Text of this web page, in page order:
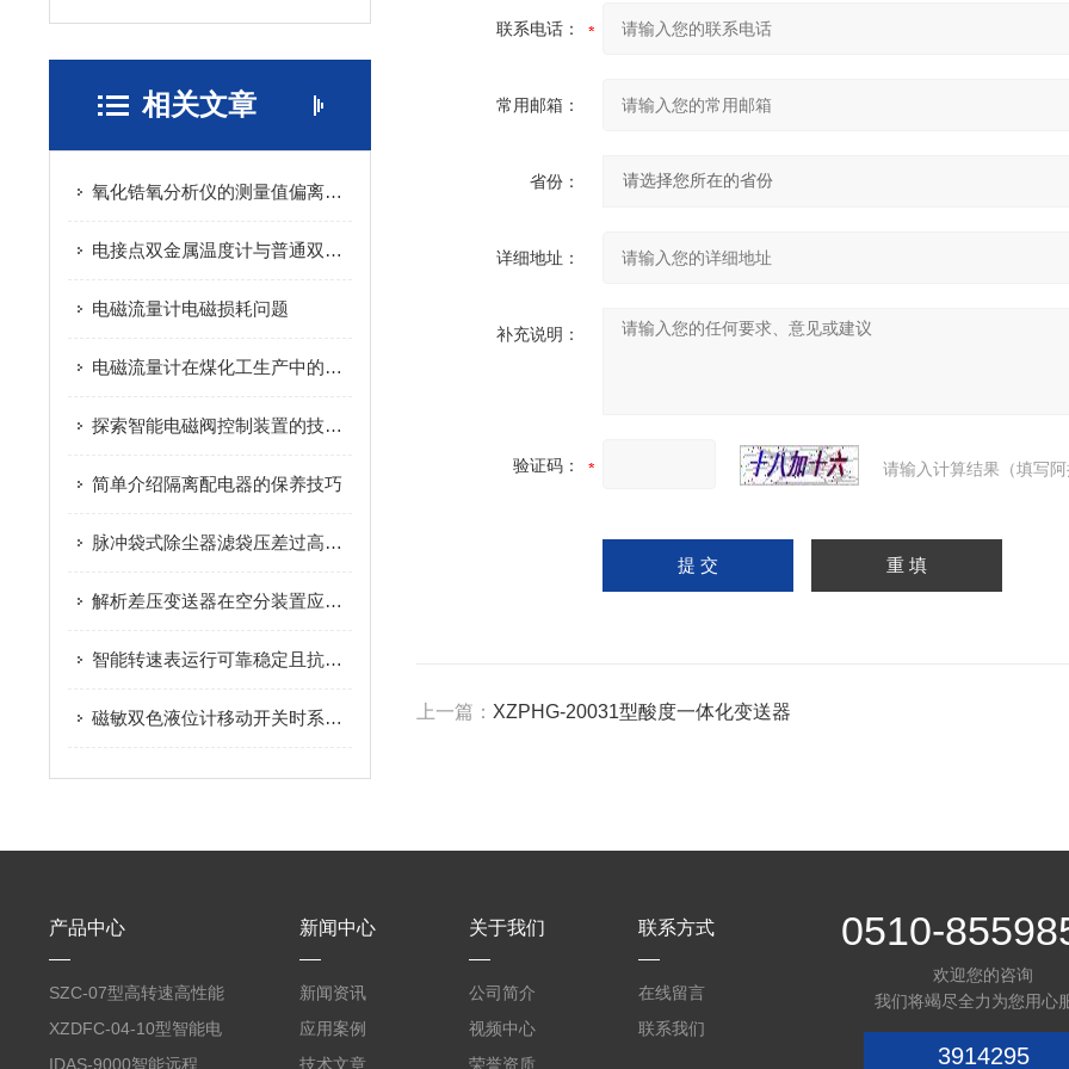
相关文章
氧化锆氧分析仪的测量值偏离的处理
电接点双金属温度计与普通双金属温度计有哪些相同与不同点
电磁流量计电磁损耗问题
电磁流量计在煤化工生产中的常见问题
探索智能电磁阀控制装置的技术优势与应用前景
简单介绍隔离配电器的保养技巧
脉冲袋式除尘器滤袋压差过高应该怎么解决
解析差压变送器在空分装置应用中的故障检查
智能转速表运行可靠稳定且抗干扰性能强
磁敏双色液位计移动开关时系统配置可完美配合
联系电话：
常用邮箱：
省份：
详细地址：
补充说明：
验证码： 请输入计算结果（填写
上一篇： XZPHG-20031型酸度一体化变送器
产品中心
SZC-07型高转速高性能
智能转速表
XZDFC-04-10型智能电
磁阀控制装置
IDAS-9000智能远程、
新闻中心
新闻资讯
应用案例
技术文章
关于我们
公司简介
视频中心
荣誉资质
联系方式
在线留言
联系我们
0510-
欢迎您的咨询
我们将竭尽全力为您用心
3914295